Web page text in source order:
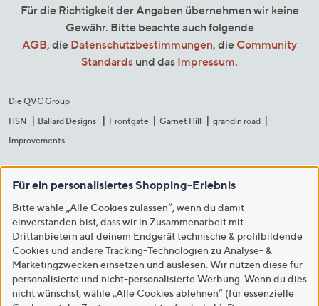
Für die Richtigkeit der Angaben übernehmen wir keine
Gewähr. Bitte beachte auch folgende
AGB, die Datenschutzbestimmungen, die Community
Standards und das Impressum.
Die QVC Group
HSN
Ballard Designs Frontgate Garnet Hill
grandin road
Improvements
Für ein personalisiertes Shopping-Erlebnis
Bitte wähle „Alle Cookies zulassen“, wenn du damit
einverstanden bist, dass wir in Zusammenarbeit mit
Drittanbietern auf deinem Endgerät technische & profilbildende
Cookies und andere Tracking-Technologien zu Analyse- &
Marketingzwecken einsetzen und auslesen. Wir nutzen diese für
personalisierte und nicht-personalisierte Werbung. Wenn du dies
nicht wünschst, wähle „Alle Cookies ablehnen“ (für essenzielle